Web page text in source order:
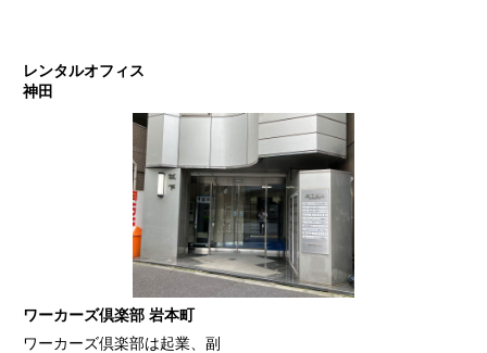
レンタルオフィス
神田
ワーカーズ倶楽部 岩本町
ワーカーズ倶楽部は起業、副